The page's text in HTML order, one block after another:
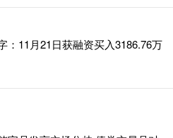
：11月21日获融资买入3186.76万